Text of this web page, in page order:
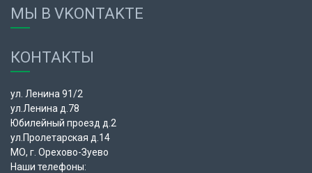
МЫ В VKONTAKTE
КОНТАКТЫ
ул. Ленина 91/2
ул.Ленина д.78
Юбилейный проезд д.2
ул.Пролетарская д.14
МО, г. Орехово-Зуево
Наши телефоны: